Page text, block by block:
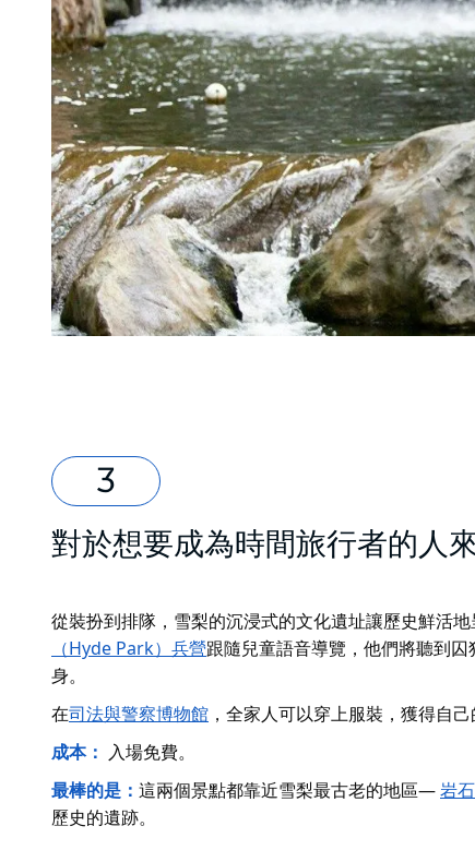
對於想要成為時間旅行者的人
從裝扮到排隊，雪梨的沉浸式的文化遺址讓歷史鮮活
（Hyde Park）兵營跟隨兒童語音導覽，他們將聽到
身。
在司法與警察博物館 ，全家人可以穿上服裝，獲得自
成本： 入場免費。
最棒的是： 這兩個景點都靠近雪梨最古老的地區—岩
歷史的遺跡。